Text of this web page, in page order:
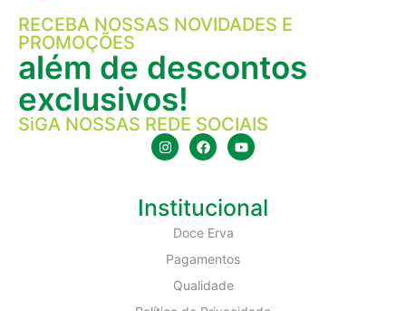
RECEBA NOSSAS NOVIDADES E
PROMOÇÕES
além de descontos
exclusivos!
SiGA NOSSAS REDE SOCIAIS
Institucional
Doce Erva
Pagamentos
Qualidade